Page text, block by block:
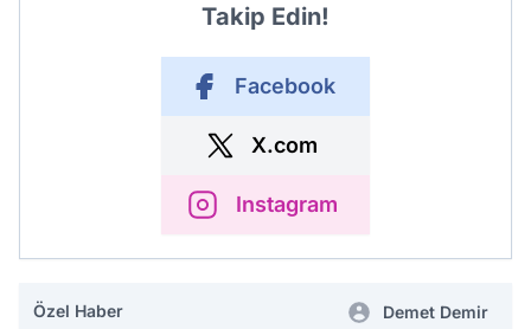
Takip Edin!
Facebook
X.com
Instagram
Özel Haber Demet Demir